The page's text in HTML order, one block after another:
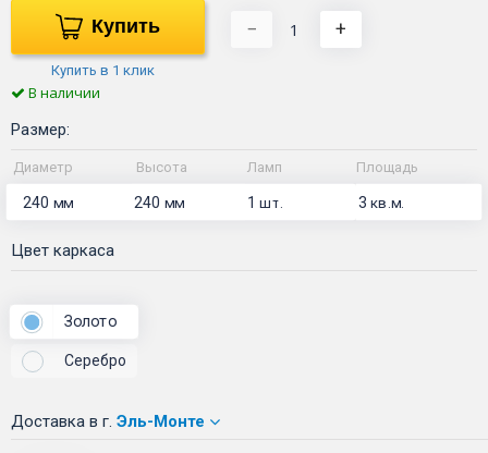
Купить
Купить в 1 клик
− +
В наличии
Размер:
Диаметр Высота Ламп Площадь
240 мм 240 мм 1шт. 3кв.м.
Цвет каркаса
Золото
Серебро
Доставка в г. Эль-Монте